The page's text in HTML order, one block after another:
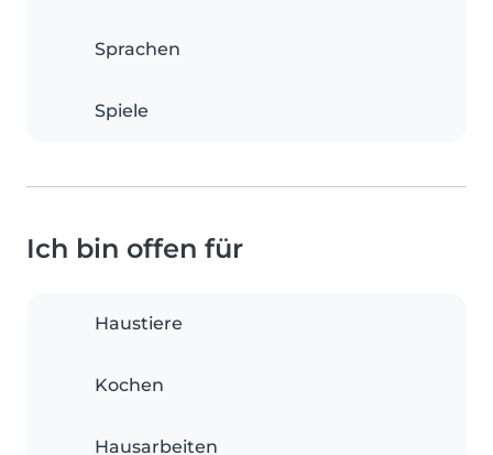
Sprachen
Spiele
Ich bin offen für
Haustiere
Kochen
Hausarbeiten